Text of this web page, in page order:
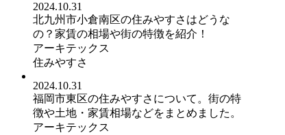
2024.10.31
北九州市小倉南区の住みやすさはどうな
の？家賃の相場や街の特徴を紹介！
アーキテックス
住みやすさ
2024.10.31
福岡市東区の住みやすさについて。街の特
徴や土地・家賃相場などをまとめました。
アーキテックス